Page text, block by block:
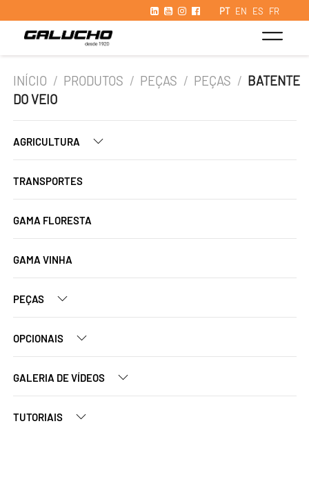
PT EN ES FR
INÍCIO / PRODUTOS / PEÇAS / PEÇAS / BATENTE
DO VEIO
AGRICULTURA
TRANSPORTES
GAMA FLORESTA
GAMA VINHA
PEÇAS
OPCIONAIS
GALERIA DE VÍDEOS
TUTORIAIS